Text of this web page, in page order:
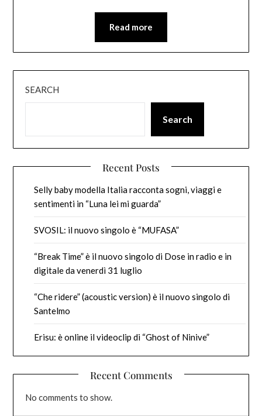
Read more
SEARCH
Search
Recent Posts
Selly baby modella Italia racconta sogni, viaggi e
sentimenti in “Luna lei mi guarda”
SVOSIL: il nuovo singolo è “MUFASA”
“Break Time” è il nuovo singolo di Dose in radio e in
digitale da venerdì 31 luglio
“Che ridere” (acoustic version) è il nuovo singolo di
Santelmo
Erisu: è online il videoclip di “Ghost of Ninive”
Recent Comments
No comments to show.